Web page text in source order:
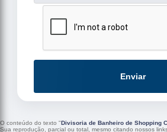
Enviar
O conteúdo do texto "Divisoria de Banheiro de Shopping
Sua reprodução, parcial ou total, mesmo citando nossos